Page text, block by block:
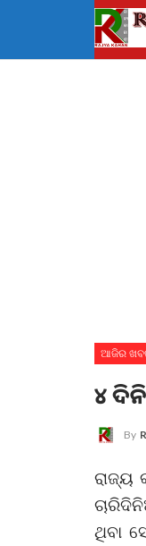
ଆଜିର
୪
By
ରାଜ୍ୟ
ଥିବା